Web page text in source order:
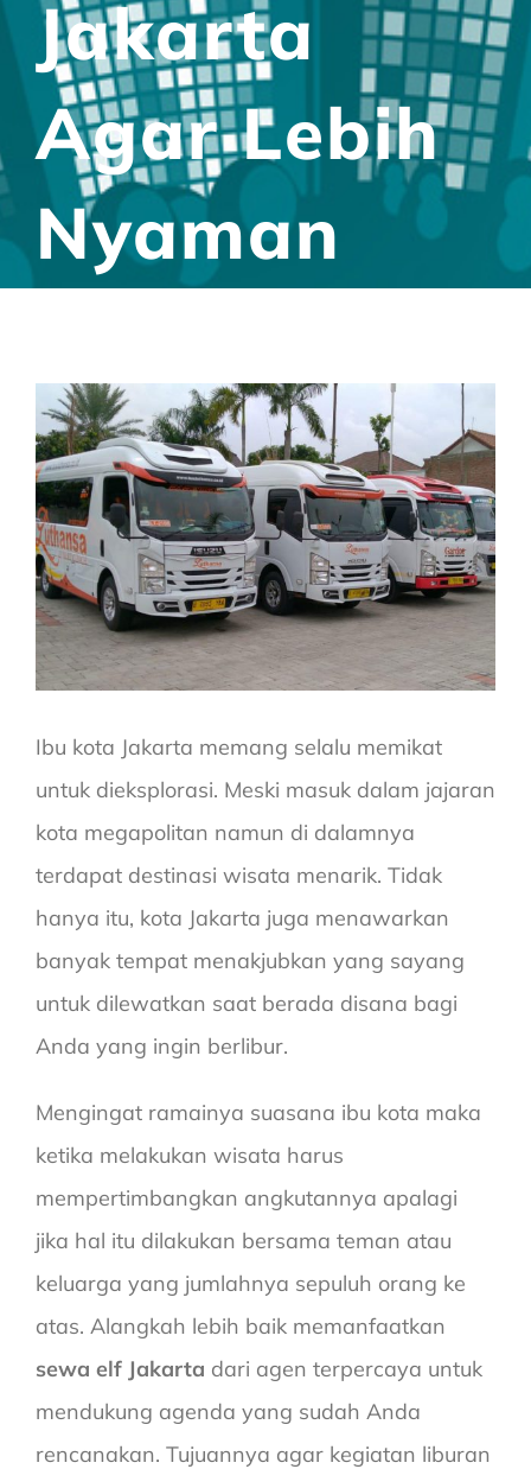
Jakarta
Agar Lebih
Nyaman
View
Larger
Image
Ibu kota Jakarta memang selalu memikat
untuk dieksplorasi. Meski masuk dalam jajaran
kota megapolitan namun di dalamnya
terdapat destinasi wisata menarik. Tidak
hanya itu, kota Jakarta juga menawarkan
banyak tempat menakjubkan yang sayang
untuk dilewatkan saat berada disana bagi
Anda yang ingin berlibur.
Mengingat ramainya suasana ibu kota maka
ketika melakukan wisata harus
mempertimbangkan angkutannya apalagi
jika hal itu dilakukan bersama teman atau
keluarga yang jumlahnya sepuluh orang ke
atas. Alangkah lebih baik memanfaatkan
sewa elf Jakarta dari agen terpercaya untuk
mendukung agenda yang sudah Anda
rencanakan. Tujuannya agar kegiatan liburan